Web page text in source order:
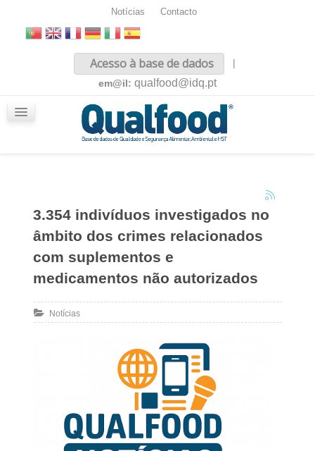
Notícias Contacto
Acesso à base de dados
|
em@il: qualfood@idq.pt
3.354 indivíduos investigados no
âmbito dos crimes relacionados
com suplementos e
medicamentos não autorizados
Notícias